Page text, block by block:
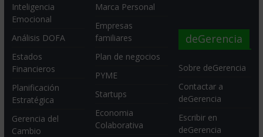
Inteligencia
Emocional
Análisis DOFA
Estados
Financieros
Planificación
Estratégica
Gerencia del
Cambio
Marca Personal
Empresas
familiares
Plan de negocios
PYME
Startups
Economia
Colaborativa
deGerencia
Sobre deGerencia
Contactar a
deGerencia
Escribir en
deGerencia